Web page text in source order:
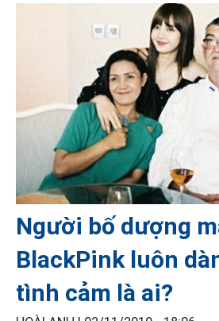
Người bố dượng
BlackPink luôn
tình cảm là ai?